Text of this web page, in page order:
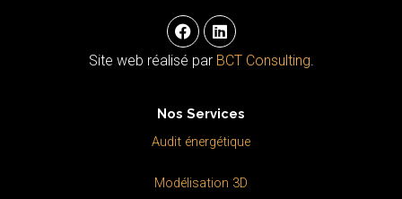
F
a
c
e
o
k
L
i
n
k
i
n
Site web réalisé par BCT Consulting.
Nos Services
Audit énergétique
Modélisation 3D